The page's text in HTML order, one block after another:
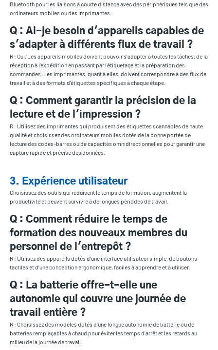
Bluetooth pour les liaisons à courte distance avec des périphériques tels que des
ordinateurs mobiles ou des imprimantes.
Q : Ai-je besoin d'appareils capables de
s'adapter à différents flux de travail ?
R : Oui. Les appareils mobiles doivent pouvoir s'adapter à toutes les tâches, de la
réception à l'expédition en passant par l'étiquetage et la préparation des
commandes. Les imprimantes, quant à elles, doivent correspondre à des flux de
travail et à des formats d'étiquettes spécifiques à chaque étape.
Q : Comment garantir la précision de la
lecture et de l'impression ?
R : Utilisez des imprimantes qui produisent des étiquettes scannables de haute
qualité et choisissez des ordinateurs mobiles dotés de la bonne portée de
lecture des codes-barres ou de capacités omnidirectionnelles pour garantir une
capture rapide et précise des données.
3. Expérience utilisateur
Choisissez des outils qui réduisent le temps de formation, augmentent la
productivité et peuvent survivre à de longues périodes de travail.
Q : Comment réduire le temps de
formation des nouveaux membres du
personnel de l'entrepôt ?
R : Utilisez des appareils dotés d'une interface utilisateur simple, de boutons
tactiles et d'une conception ergonomique, faciles à apprendre et à utiliser.
Q : La batterie offre-t-elle une
autonomie qui couvre une journée de
travail entière ?
R : Choisissez des modèles dotés d'une longue autonomie de batterie ou de
batteries remplaçables à chaud pour éviter les temps d'arrêt et les retards au
milieu de la journée de travail.